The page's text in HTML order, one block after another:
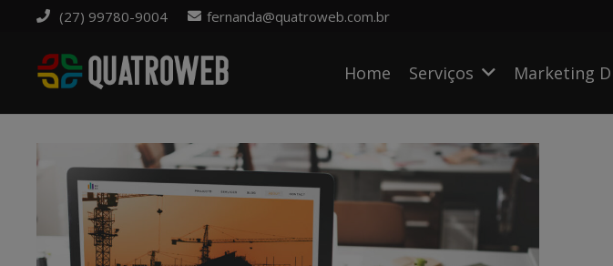
(27) 99780-9004 fernanda@quatroweb.com.br
Home Serviços Marketing